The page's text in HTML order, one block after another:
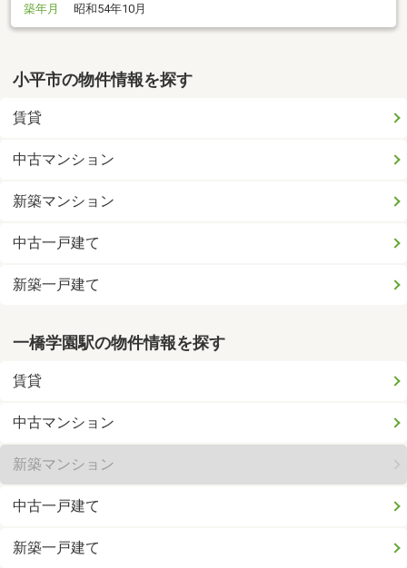
築年月
昭和54年10月
小平市の物件情報を探す
賃貸
中古マンション
新築マンション
中古一戸建て
新築一戸建て
一橋学園駅の物件情報を探す
賃貸
中古マンション
新築マンション
中古一戸建て
新築一戸建て